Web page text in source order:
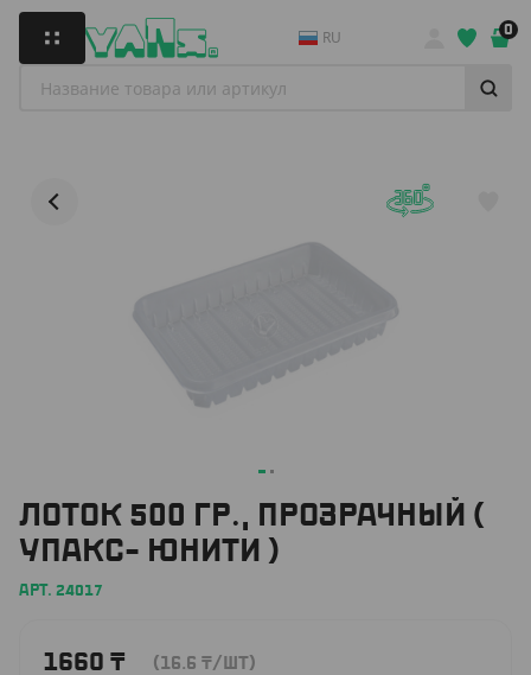
RU 0
ЛОТОК 500 ГР., ПРОЗРАЧНЫЙ (
УПАКС- ЮНИТИ )
АРТ. 24017
1660 ₸ (16.6 ₸/ШТ)